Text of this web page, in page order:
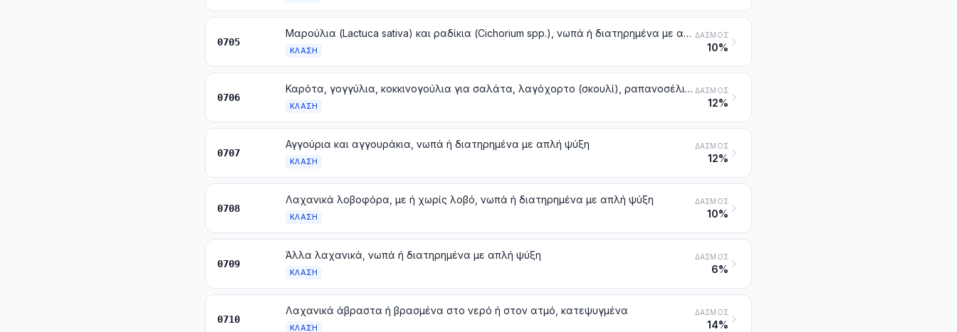
0705
Μαρούλια (Lactuca sativa) και ραδίκια (Cichorium spp.), νωπά ή διατηρημένα με απλή ψύξη
ΚΛΆΣΗ
ΔΑΣΜΌΣ
10%
0706
Καρότα, γογγύλια, κοκκινογούλια για σαλάτα, λαγόχορτo (σκουλί), ραπανοσέλινα, ραπάνια και παρόμοιες βρώσιμες ρίζες, νωπά ή διατηρημένα με απλή ψύξη
ΚΛΆΣΗ
ΔΑΣΜΌΣ
12%
0707
Αγγούρια και αγγουράκια, νωπά ή διατηρημένα με απλή ψύξη
ΚΛΆΣΗ
ΔΑΣΜΌΣ
12%
0708
Λαχανικά λοβοφόρα, με ή χωρίς λοβό, νωπά ή διατηρημένα με απλή ψύξη
ΚΛΆΣΗ
ΔΑΣΜΌΣ
10%
0709
Άλλα λαχανικά, νωπά ή διατηρημένα με απλή ψύξη
ΚΛΆΣΗ
ΔΑΣΜΌΣ
6%
0710
Λαχανικά άβραστα ή βρασμένα στο νερό ή στον ατμό, κατεψυγμένα
ΚΛΆΣΗ
ΔΑΣΜΌΣ
14%